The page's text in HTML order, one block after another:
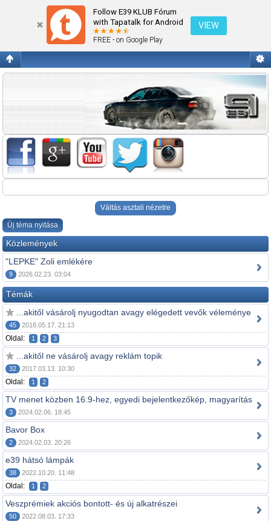
Follow E39 KLUB Fórum
with Tapatalk for Android
FREE - on Google Play
VIEW
Alkatrészt kínál
Váltás asztali nézetre
Új téma nyitása
Közlemények
"LEPKE" Zoli emlékére
9 2026.02.23. 03:04
Témák
...akitől vásárolj nyugodtan avagy elégedett vevők véleménye
45 2018.05.17. 21:13
Oldal: 1 2 3
...akitől ne vásárolj avagy reklám topik
32 2017.03.13. 10:30
Oldal: 1 2
TV menet közben 16:9-hez, egyedi bejelentkezőkép, magyarítás
3 2024.02.06. 18:45
Bavor Box
2 2024.02.03. 20:26
e39 hátsó lámpák
38 2022.10.20. 11:48
Oldal: 1 2
Veszprémiek akciós bontott- és új alkatrészei
50 2022.08.03. 17:33